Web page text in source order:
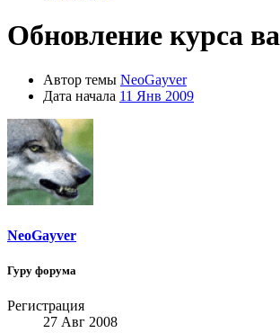
Обновление курса
Автор темы NeoGayver
Дата начала 11 Янв 2009
NeoGayver
Гуру форума
Регистрация
27 Авг 2008